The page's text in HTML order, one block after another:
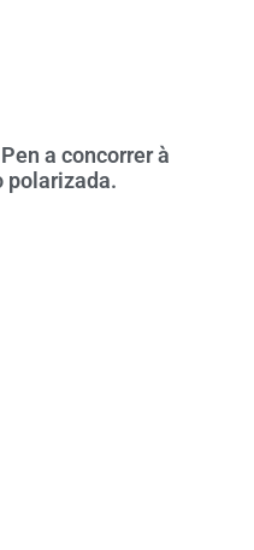
a concorrer à
polarizada.